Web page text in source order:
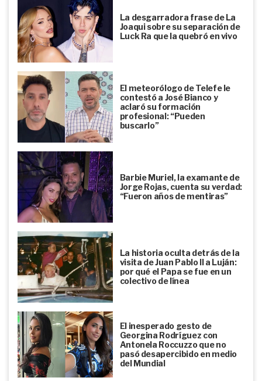
La desgarradora frase de La
Joaqui sobre su separación de
Luck Ra que la quebró en vivo
El meteorólogo de Telefe le
contestó a José Bianco y
aclaró su formación
profesional: “Pueden
buscarlo”
Barbie Muriel, la examante de
Jorge Rojas, cuenta su verdad:
“Fueron años de mentiras”
La historia oculta detrás de la
visita de Juan Pablo II a Luján:
por qué el Papa se fue en un
colectivo de línea
El inesperado gesto de
Georgina Rodríguez con
Antonela Roccuzzo que no
pasó desapercibido en medio
del Mundial